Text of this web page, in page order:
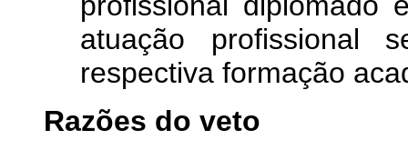
atuação profissional
respectiva formação
Razões do veto